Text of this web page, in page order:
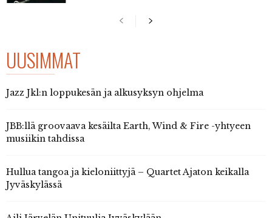
UUSIMMAT
Jazz Jkl:n loppukesän ja alkusyksyn ohjelma
JBB:llä groovaava kesäilta Earth, Wind & Fire -yhtyeen
musiikin tahdissa
Hullua tangoa ja kieloniittyjä – Quartet Ajaton keikalla
Jyväskylässä